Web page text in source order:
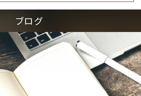
事業所にかかる情報公表
ト） 募集
ブログ